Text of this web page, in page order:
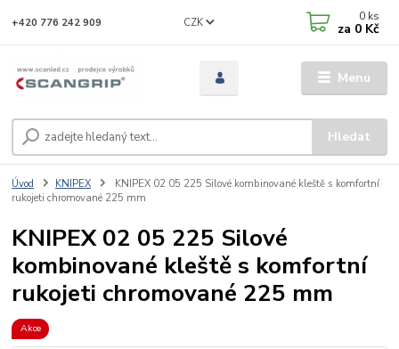
Menu
CZK
Hledat
+420 776 242 909 0 ks
za 0 Kč
Úvod KNIPEX
KNIPEX 02 05 225 Silové kombinované kleště s komfortní
rukojeti chromované 225 mm
KNIPEX 02 05 225 Silové
kombinované kleště s komfortní
rukojeti chromované 225 mm
Akce